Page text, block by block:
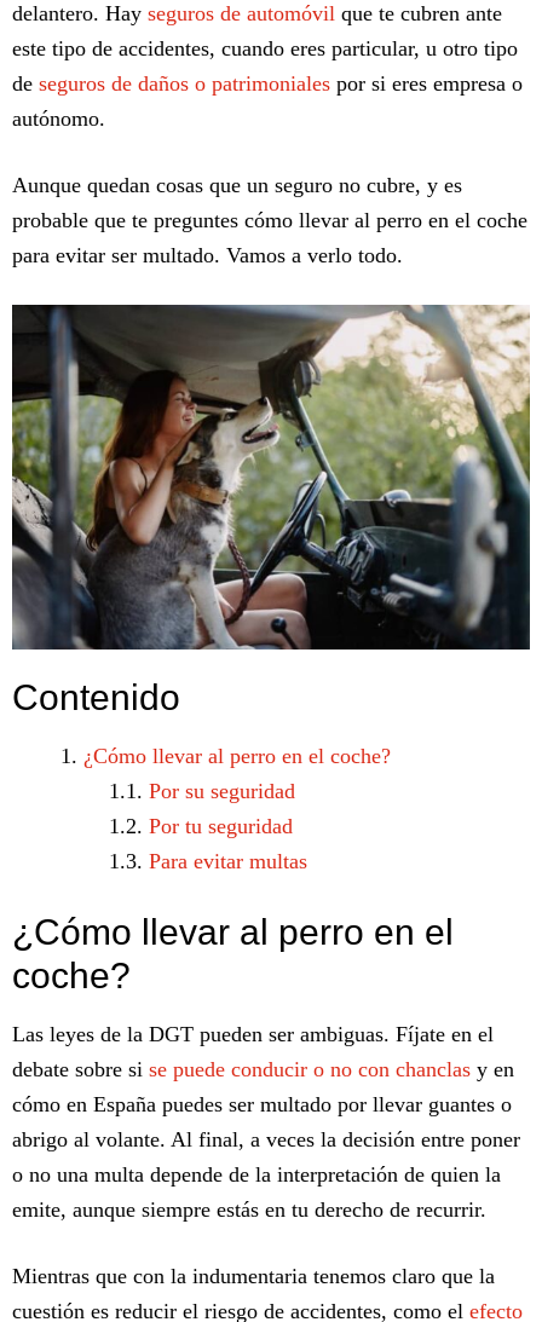
delantero. Hay seguros de automóvil que te cubren ante
este tipo de accidentes, cuando eres particular, u otro tipo
de seguros de daños o patrimoniales por si eres empresa o
autónomo.
Aunque quedan cosas que un seguro no cubre, y es
probable que te preguntes cómo llevar al perro en el coche
para evitar ser multado. Vamos a verlo todo.
Contenido
¿Cómo llevar al perro en el coche?
Por su seguridad
Por tu seguridad
Para evitar multas
¿Cómo llevar al perro en el
coche?
Las leyes de la DGT pueden ser ambiguas. Fíjate en el
debate sobre si se puede conducir o no con chanclas y en
cómo en España puedes ser multado por llevar guantes o
abrigo al volante. Al final, a veces la decisión entre poner
o no una multa depende de la interpretación de quien la
emite, aunque siempre estás en tu derecho de recurrir.
Mientras que con la indumentaria tenemos claro que la
cuestión es reducir el riesgo de accidentes, como el efecto